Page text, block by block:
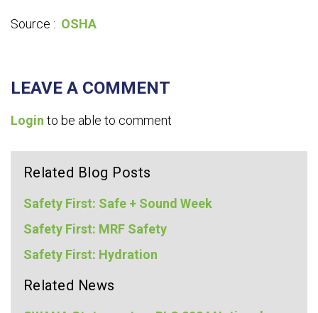
Source : OSHA
LEAVE A COMMENT
Login to be able to comment
Related Blog Posts
Safety First: Safe + Sound Week
Safety First: MRF Safety
Safety First: Hydration
Related News